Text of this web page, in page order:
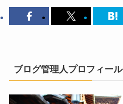
ブログ管理人プロフィール